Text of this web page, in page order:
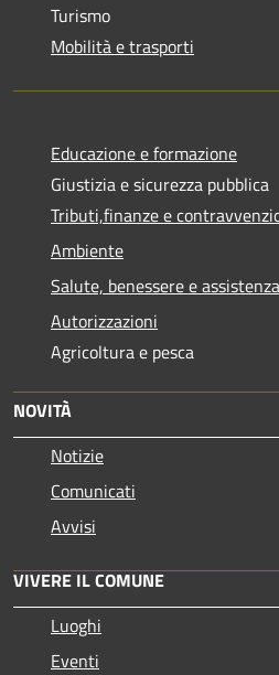
Turismo
Mobilità e trasporti
Educazione e formazione
Giustizia e sicurezza pubblica
Tributi,finanze e
Ambiente
Salute, benessere e assistenza
Autorizzazioni
Agricoltura e pesca
NOVITÀ
Notizie
Comunicati
Avvisi
VIVERE IL COMUNE
Luoghi
Eventi